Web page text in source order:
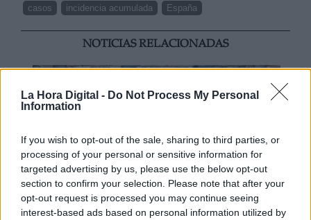
La Hora Digital - Do Not Process My Personal
Information
If you wish to opt-out of the sale, sharing to third parties, or
processing of your personal or sensitive information for
targeted advertising by us, please use the below opt-out
section to confirm your selection. Please note that after your
opt-out request is processed you may continue seeing
interest-based ads based on personal information utilized by
casos
incidencia acumulada España
NOTICIAS RELACIONADAS